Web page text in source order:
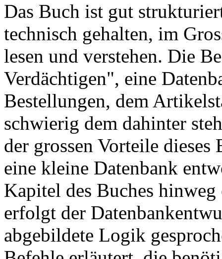
Das Buch ist gut
technisch gehalten, im
lesen und verstehen. Die
Verdächtigen", eine
Bestellungen, dem
schwierig dem dahinter
der grossen Vorteile dieses
eine kleine Datenbank
Kapitel des Buches
erfolgt der
abgebildete Logik